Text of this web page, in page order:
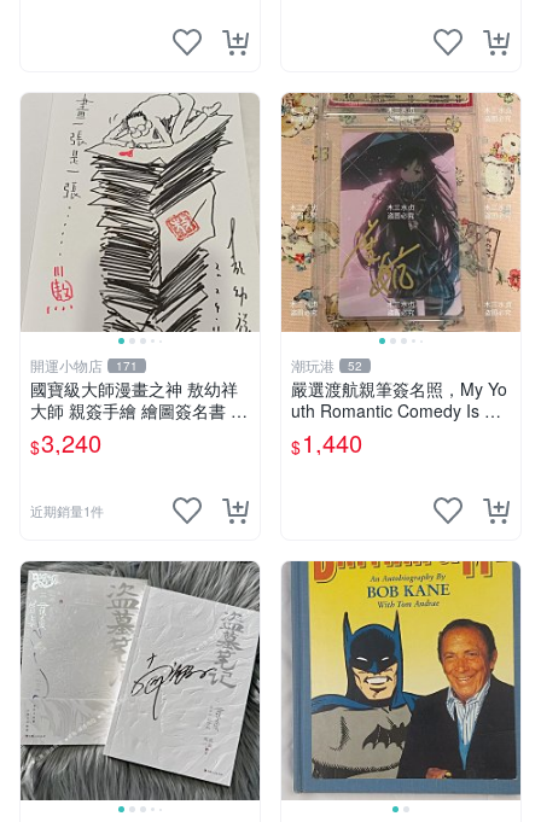
開運小物店 171
國寶級大師漫畫之神 敖幼祥
大師 親簽手繪 繪圖簽名書 機
會難得敖大師一輩子繪圖創作
多年有一句老師最金典名言
$3,240
近期銷量1件
潮玩港 52
嚴選渡航親筆簽名照，My Yo
uth Romantic Comedy Is Wr
ong限量收藏版 青春戀愛物語
原創 漫畫周邊
$1,440